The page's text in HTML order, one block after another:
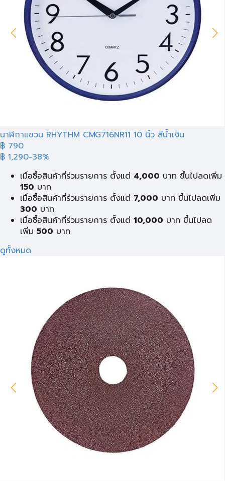
นาฬิกาแขวน RHYTHM CMG716NR11 10 นิ้ว สีน้ำเงิน
฿ 790
฿ 1,290-38%
เมื่อซื้อสินค้าที่ร่วมรายการ ตั้งแต่ 4,000 บาท ขึ้นไปลดเพิ่ม
150 บาท
เมื่อซื้อสินค้าที่ร่วมรายการ ตั้งแต่ 7,000 บาท ขึ้นไปลดเพิ่ม
300 บาท
เมื่อซื้อสินค้าที่ร่วมรายการ ตั้งแต่ 10,000 บาท ขึ้นไปลด
เพิ่ม 500 บาท
ดูทั้งหมด